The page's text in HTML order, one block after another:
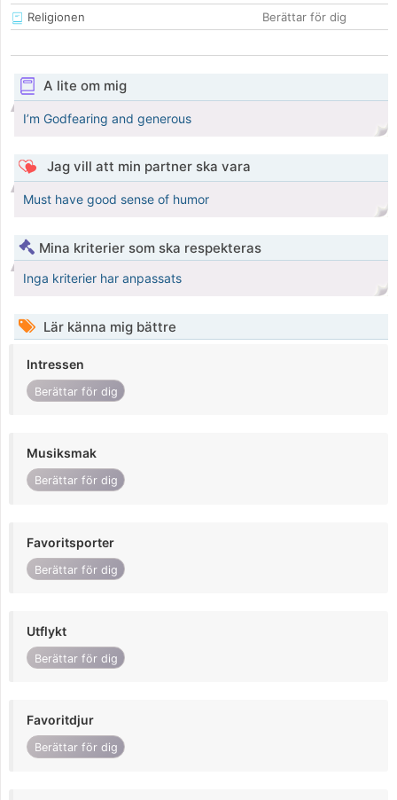
Religionen
Berättar för dig
A lite om mig
I’m Godfearing and generous
Jag vill att min partner ska vara
Must have good sense of humor
Mina kriterier som ska respekteras
Inga kriterier har anpassats
Lär känna mig bättre
Intressen
Berättar för dig
Musiksmak
Berättar för dig
Favoritsporter
Berättar för dig
Utflykt
Berättar för dig
Favoritdjur
Berättar för dig